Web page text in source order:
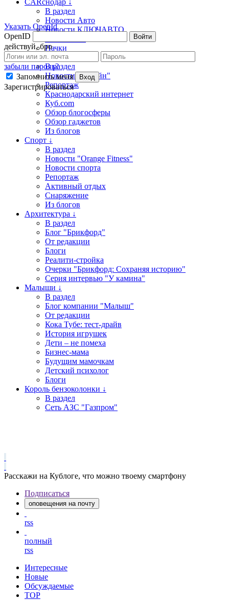
Указать OpenId
OpenID
Войти
действуй, бро
забыли пароль?
Запомнить меня
Вход
Зарегистрироваться
CARснодар ↓
В раздел
Новости Авто
Новости КЛЮЧАВТО
Пачки
На связи ↑
В раздел
Новости "Билайн"
Репортаж
Краснодарский интернет
Куб.com
Обзор блогосферы
Обзор гаджетов
Из блогов
Спорт ↓
В раздел
Новости "Orange Fitness"
Новости спорта
Репортаж
Активный отдых
Снаряжение
Из блогов
Архитектура ↓
В раздел
Блог "Брикфорд"
От редакции
Блоги
Реалити-стройка
Очерки "Брикфорд: Сохраняя историю"
Серия интервью "У камина"
Малыши ↓
В раздел
Блог компании "Малыш"
От редакции
Кока Тубе: тест-драйв
История игрушек
Дети – не помеха
Бизнес-мама
Будущим мамочкам
Детский психолог
Блоги
Король бензоколонки ↓
В раздел
Сеть АЗС "Газпром"
Расскажи на Кублоге, что можно твоему смартфону
Подписаться
оповещения на почту
rss
полный
rss
Интересные
Новые
Обсуждаемые
TOP